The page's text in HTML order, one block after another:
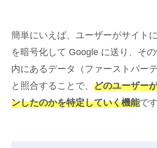
簡単にいえば、ユーザーがサイト
を暗号化して Google に送り、そ
内にあるデータ（ファーストパー
と照合することで、どのユーザー
ンしたのかを特定していく機能です